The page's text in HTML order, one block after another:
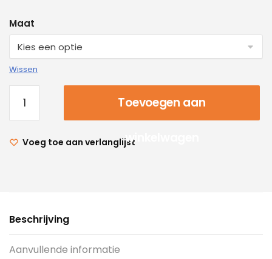
Maat
Wissen
Toevoegen aan
winkelwagen
Voeg toe aan verlanglijst
Beschrijving
Aanvullende informatie